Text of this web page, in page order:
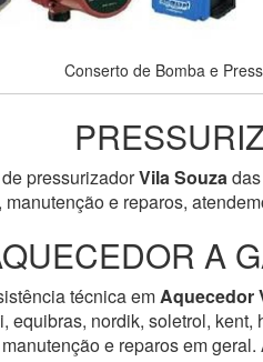
Conserto de Bomba e
pressurizadorVila Souza
manutenção e reparos,
A
técnica emAquecedor
equibras, nordik, soletrol,
e reparos em